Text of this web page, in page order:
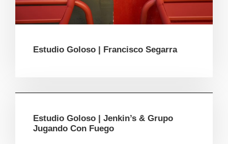
Estudio Goloso | Francisco Segarra
Estudio Goloso | Jenkin’s & Grupo
Jugando Con Fuego